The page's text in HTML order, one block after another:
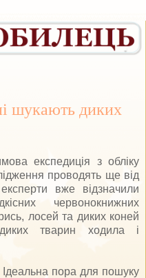
шукають диких
експедиція з обліку
проводять ще від
вже відзначили
червонокнижних
лосей та диких коней
тварин ходила і
пора для пошуку